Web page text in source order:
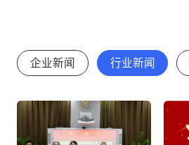
企业新闻 行业新闻